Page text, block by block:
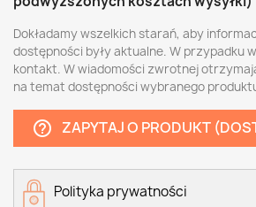
Dokładamy wszelkich starań, aby
dostępności były aktualne. W przypadku
kontakt. W wiadomości zwrotnej
na temat dostępności wybranego
help_outline ZAPYTAJ O PRODUKT
Polityka prywatności